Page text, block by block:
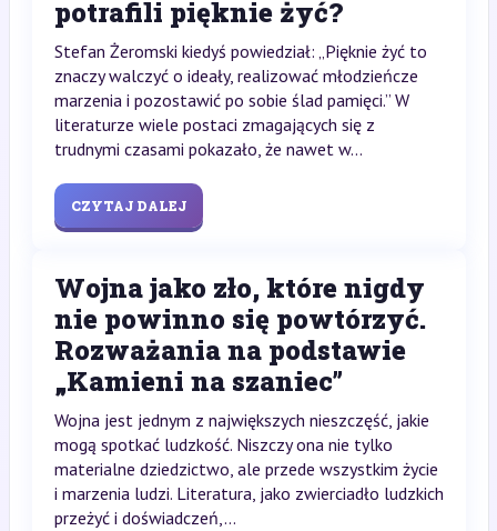
potrafili pięknie żyć?
Stefan Żeromski kiedyś powiedział: „Pięknie żyć to
znaczy walczyć o ideały, realizować młodzieńcze
marzenia i pozostawić po sobie ślad pamięci.” W
literaturze wiele postaci zmagających się z
trudnymi czasami pokazało, że nawet w...
CZYTAJ DALEJ
Wojna jako zło, które nigdy
nie powinno się powtórzyć.
Rozważania na podstawie
„Kamieni na szaniec”
Wojna jest jednym z największych nieszczęść, jakie
mogą spotkać ludzkość. Niszczy ona nie tylko
materialne dziedzictwo, ale przede wszystkim życie
i marzenia ludzi. Literatura, jako zwierciadło ludzkich
przeżyć i doświadczeń,...